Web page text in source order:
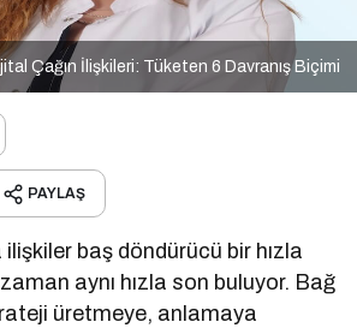
Çağın İlişkileri: Tüketen 6 Davranış Biçimi
PAYLAŞ
baş döndürücü bir hızla
aynı hızla son buluyor. Bağ
üretmeye, anlamaya